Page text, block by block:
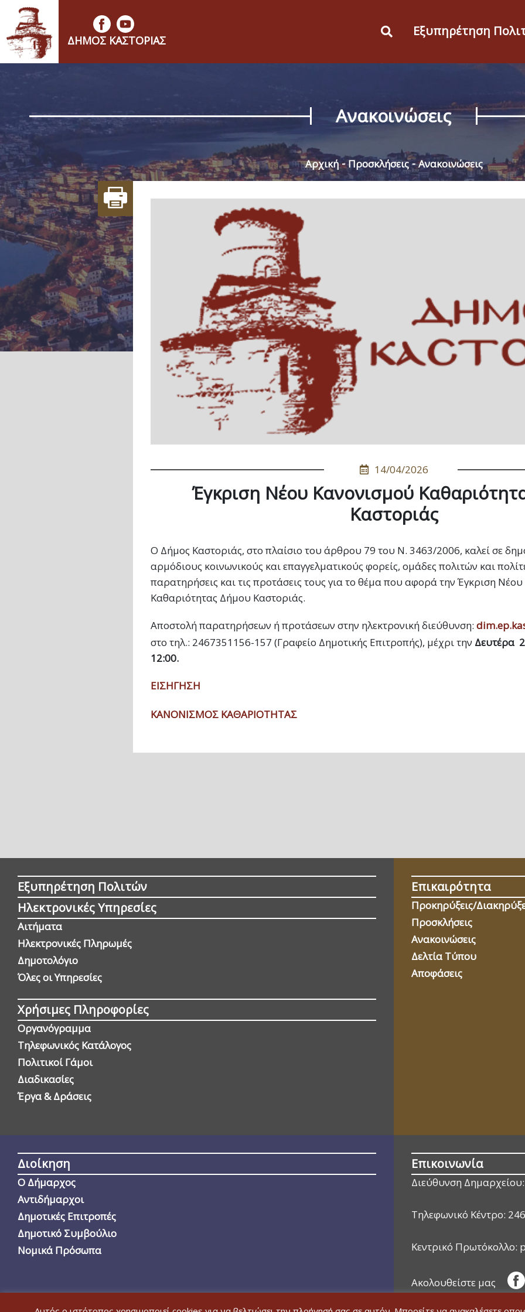
ΔΉΜΟΣ ΚΑΣΤΟΡΙΆΣ
Εξυπηρέτηση
Ανακοινώσεις
Αρχική Προσκλήσεις Ανακοινώσεις
14/04/2026
Έγκριση Νέου Κανονισμού
Καστοριάς
Ο Δήμος Καστοριάς, στο πλαίσιο του άρθρου 79 του Ν. 3463/2006, καλεί σε
αρμόδιους κοινωνικούς και επαγγελματικούς φορείς, ομάδες πολιτών και
παρατηρήσεις και τις προτάσεις τους για το θέμα που αφορά την Έγκριση
Καθαριότητας Δήμου Καστοριάς.
Αποστολή παρατηρήσεων ή προτάσεων στην ηλεκτρονική διεύθυνση:
στο τηλ.: 2467351156-157 (Γραφείο Δημοτικής Επιτροπής), μέχρι την Δευτέρα
12:00.
ΕΙΣΗΓΗΣΗ
ΚΑΝΟΝΙΣΜΟΣ ΚΑΘΑΡΙΟΤΗΤΑΣ
Εξυπηρέτηση Πολιτών
Ηλεκτρονικές Υπηρεσίες
Αιτήματα
Ηλεκτρονικές Πληρωμές
Δημοτολόγιο
Όλες οι Yπηρεσίες
Χρήσιμες Πληροφορίες
Οργανόγραμμα
Τηλεφωνικός Κατάλογος
Πολιτικοί Γάμοι
Διαδικασίες
Έργα & Δράσεις
Επικαιρότητα
Προκηρύξεις/
Προσκλήσεις
Ανακοινώσεις
Δελτία Τύπου
Αποφάσεις
Διοίκηση
Ο Δήμαρχος
Αντιδήμαρχοι
Δημοτικές Επιτροπές
Δημοτικό Συμβούλιο
Νομικά Πρόσωπα
Επικοινωνία
Διεύθυνση Δημαρχείου:
Τηλεφωνικό Κέντρο:
Κεντρικό Πρωτόκολλο:
Ακολουθείστε μας